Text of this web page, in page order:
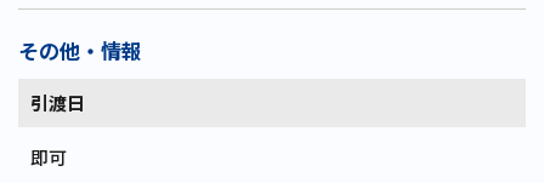
その他・情報
引渡日
即可